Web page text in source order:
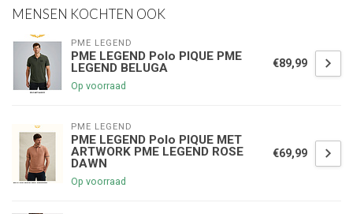
MENSEN KOCHTEN OOK
PME LEGEND
PME LEGEND Polo PIQUE PME
LEGEND BELUGA
Op voorraad
€89,99
PME LEGEND
PME LEGEND Polo PIQUE MET
ARTWORK PME LEGEND ROSE
DAWN
Op voorraad
€69,99